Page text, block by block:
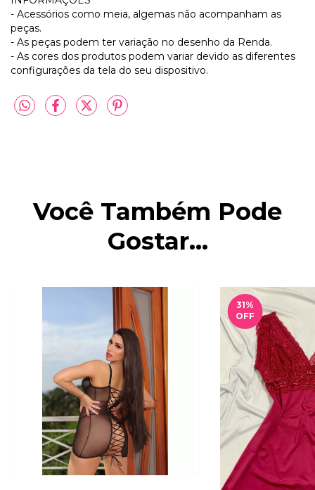
- Acessórios como meia, algemas não acompanham as
peças.
- As peças podem ter variação no desenho da Renda.
- As cores dos produtos podem variar devido as diferentes
configurações da tela do seu dispositivo.
Você Também Pode
Gostar...
31%
OFF